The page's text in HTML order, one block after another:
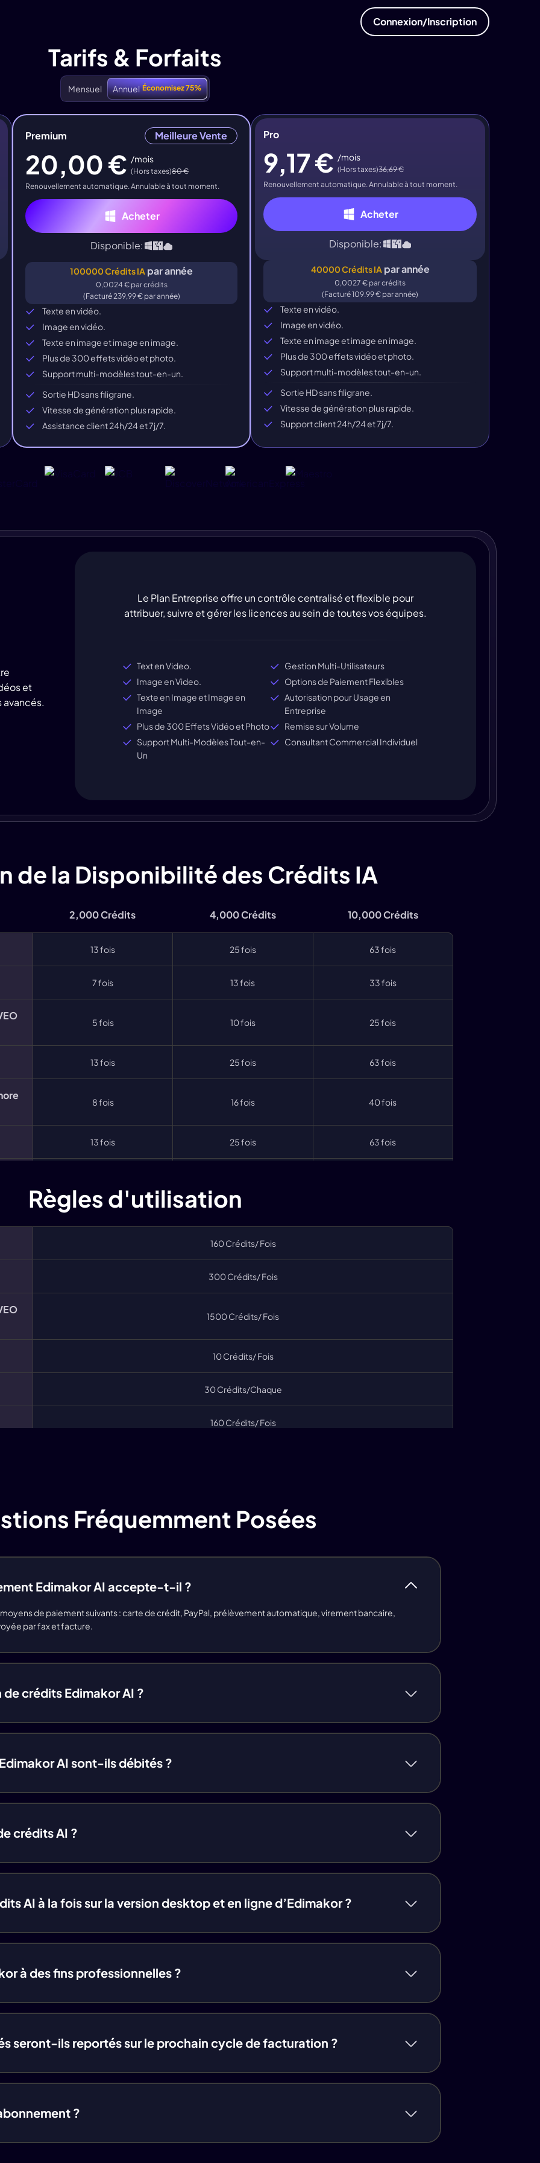
Connexion/Inscription
Tarifs & Forfaits
Mensuel Annuel Économisez 75%
Premium Meilleure Vente
20,00 € /mois
(Hors taxes)80 €
Renouvellement automatique. Annulable à tout moment.
Acheter
Disponible:
100000 Crédits IA par année
0,0024 € par crédits
(Facturé 239,99 € par année)
Texte en vidéo.
Image en vidéo.
Texte en image et image en image.
Plus de 300 effets vidéo et photo.
Support multi-modèles tout-en-un.
Sortie HD sans filigrane.
Vitesse de génération plus rapide.
Assistance client 24h/24 et 7j/7.
Pro
9,17 € /mois
(Hors taxes)36,69 €
Renouvellement automatique. Annulable à tout moment.
Acheter
Disponible:
40000 Crédits IApar année
0,0027 € par crédits
(Facturé 109.99 € par année)
Texte en vidéo.
Image en vidéo.
Texte en image et image en image.
Plus de 300 effets vidéo et photo.
Support multi-modèles tout-en-un.
Sortie HD sans filigrane.
Vitesse de génération plus rapide.
Support client 24h/24 et 7j/7.
et
avancés.
Le Plan Entreprise offre un contrôle centralisé et flexible pour
attribuer, suivre et gérer les licences au sein de toutes vos équipes.
Text en Video.
Image en Video.
Texte en Image et Image en
Image
Plus de 300 Effets Vidéo et Photo
Support Multi-Modèles Tout-en-
Un
Gestion Multi-Utilisateurs
Options de Paiement Flexibles
Autorisation pour Usage en
Entreprise
Remise sur Volume
Consultant Commercial Individuel
de la Disponibilité des Crédits IA
2,000 Crédits 4,000 Crédits 10,000 Crédits
13 fois 25 fois 63 fois
7 fois 13 fois 33 fois
5 fois 10 fois 25 fois
13 fois 25 fois 63 fois
8 fois 16 fois 40 fois
13 fois 25 fois 63 fois
7 fois 13 fois
25 fois
40 fois
27 fois
13 fois
400 fois
Règles d'utilisation
160 Crédits/ Fois
300 Crédits/ Fois
1500 Crédits/ Fois
10 Crédits/ Fois
30 Crédits/Chaque
160 Crédits/ Fois
Fréquemment Posées
Edimakor AI accepte-t-il ?
de paiement suivants : carte de crédit, PayPal, prélèvement automatique, virement bancaire,
par fax et facture.
crédits Edimakor AI ?
AI sont-ils débités ?
crédits AI ?
AI à la fois sur la version desktop et en ligne d’Edimakor ?
à des fins professionnelles ?
seront-ils reportés sur le prochain cycle de facturation ?
?